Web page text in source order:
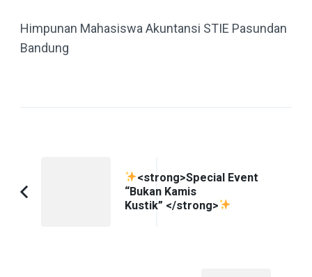
Himpunan Mahasiswa Akuntansi STIE Pasundan
Bandung
Artikel
<strong>Special Event
“Bukan Kamis
Kustik” </strong>